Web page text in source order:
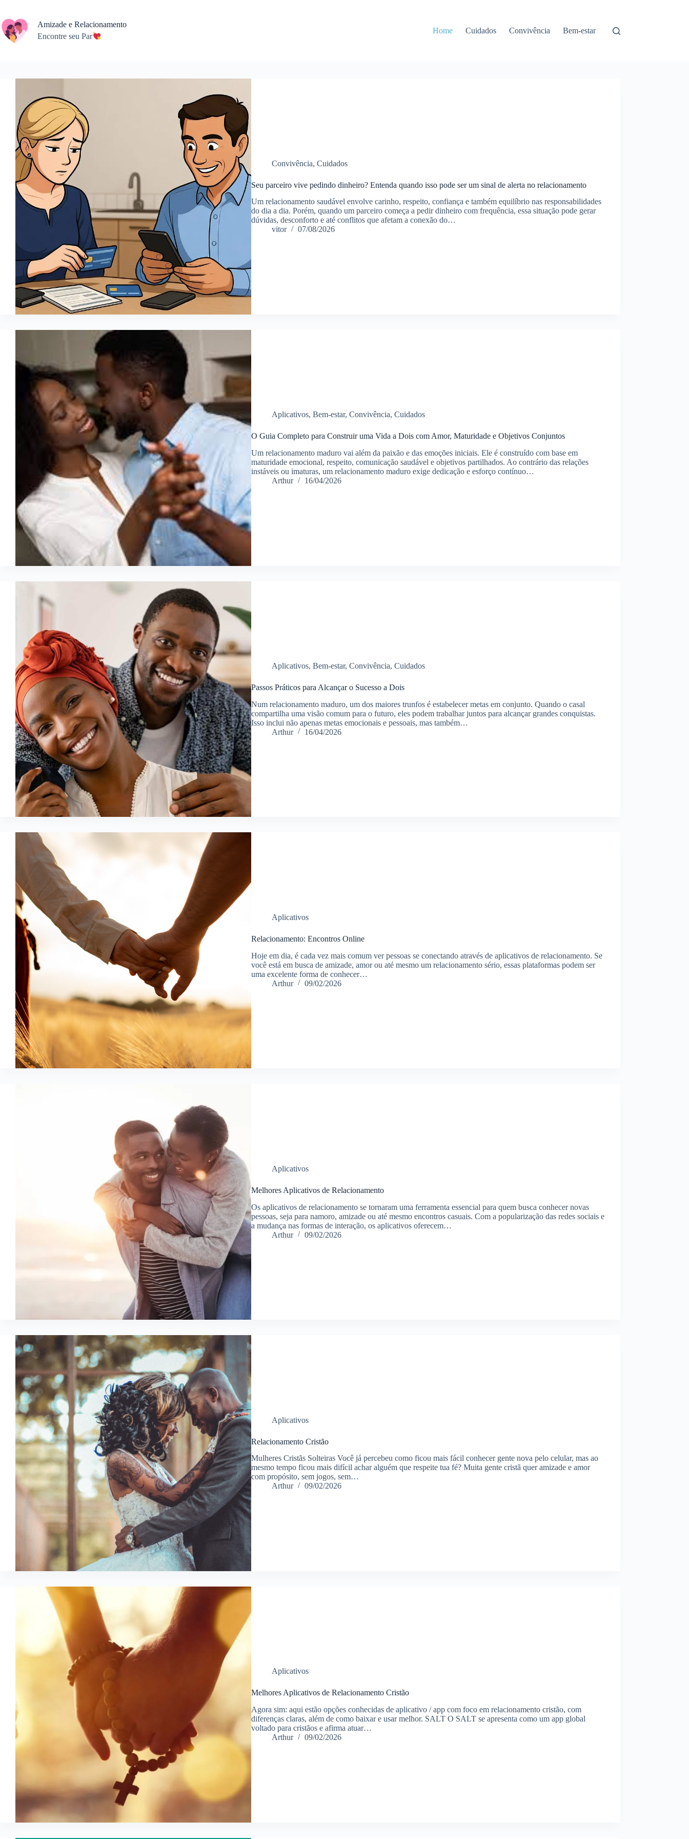
springen
Amizade e Relacionamento
Encontre seu Par
Home Cuidados Convivência Bem-estar
Convivência, Cuidados
Seu parceiro vive pedindo dinheiro? Entenda quando isso pode ser um sinal de alerta no relacionamento
Um relacionamento saudável envolve carinho, respeito, confiança e também equilíbrio nas responsabilidades
do dia a dia. Porém, quando um parceiro começa a pedir dinheiro com frequência, essa situação pode gerar
dúvidas, desconforto e até conflitos que afetam a conexão do…
vitor
07/08/2026
Aplicativos, Bem-estar, Convivência, Cuidados
O Guia Completo para Construir uma Vida a Dois com Amor, Maturidade e Objetivos Conjuntos
Um relacionamento maduro vai além da paixão e das emoções iniciais. Ele é construído com base em
maturidade emocional, respeito, comunicação saudável e objetivos partilhados. Ao contrário das relações
instáveis ou imaturas, um relacionamento maduro exige dedicação e esforço contínuo…
Arthur
16/04/2026
Aplicativos, Bem-estar, Convivência, Cuidados
Passos Práticos para Alcançar o Sucesso a Dois
Num relacionamento maduro, um dos maiores trunfos é estabelecer metas em conjunto. Quando o casal
compartilha uma visão comum para o futuro, eles podem trabalhar juntos para alcançar grandes conquistas.
Isso inclui não apenas metas emocionais e pessoais, mas também…
Arthur
16/04/2026
Aplicativos
Relacionamento: Encontros Online
Hoje em dia, é cada vez mais comum ver pessoas se conectando através de aplicativos de relacionamento. Se
você está em busca de amizade, amor ou até mesmo um relacionamento sério, essas plataformas podem ser
uma excelente forma de conhecer…
Arthur
09/02/2026
Aplicativos
Melhores Aplicativos de Relacionamento
Os aplicativos de relacionamento se tornaram uma ferramenta essencial para quem busca conhecer novas
pessoas, seja para namoro, amizade ou até mesmo encontros casuais. Com a popularização das redes sociais e
a mudança nas formas de interação, os aplicativos oferecem…
Arthur
09/02/2026
Aplicativos
Relacionamento Cristão
Mulheres Cristãs Solteiras Você já percebeu como ficou mais fácil conhecer gente nova pelo celular, mas ao
mesmo tempo ficou mais difícil achar alguém que respeite tua fé? Muita gente cristã quer amizade e amor
com propósito, sem jogos, sem…
Arthur
09/02/2026
Aplicativos
Melhores Aplicativos de Relacionamento Cristão
Agora sim: aqui estão opções conhecidas de aplicativo / app com foco em relacionamento cristão, com
diferenças claras, além de como baixar e usar melhor. SALT O SALT se apresenta como um app global
voltado para cristãos e afirma atuar…
Arthur
09/02/2026